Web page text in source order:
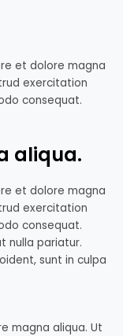
et dolore magna
exercitation
consequat.
aliqua.
et dolore magna
exercitation
consequat.
nulla pariatur.
sunt in culpa
magna aliqua. Ut